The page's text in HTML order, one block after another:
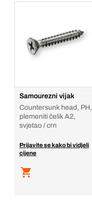
Samourezni vijak
Countersunk head, PH,
plemeniti čelik A2,
svjetao / crn
Prijavite se kako bi vidjeli
cijene